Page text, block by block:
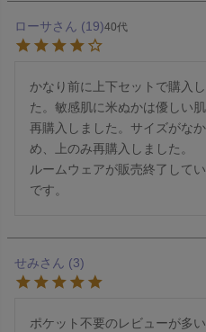
ローサ 19 40代
かなり前に上下セットで購入
た。敏感肌に米ぬかは優しい
再購入しました。サイズがな
め、上のみ再購入しました。
ルームウェアが販売終了して
です。
せみ 3
ポケット不要のレビューが多